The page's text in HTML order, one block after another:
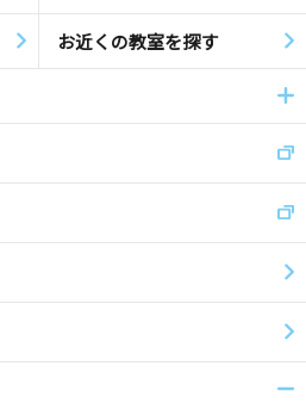
お近くの教室を探す